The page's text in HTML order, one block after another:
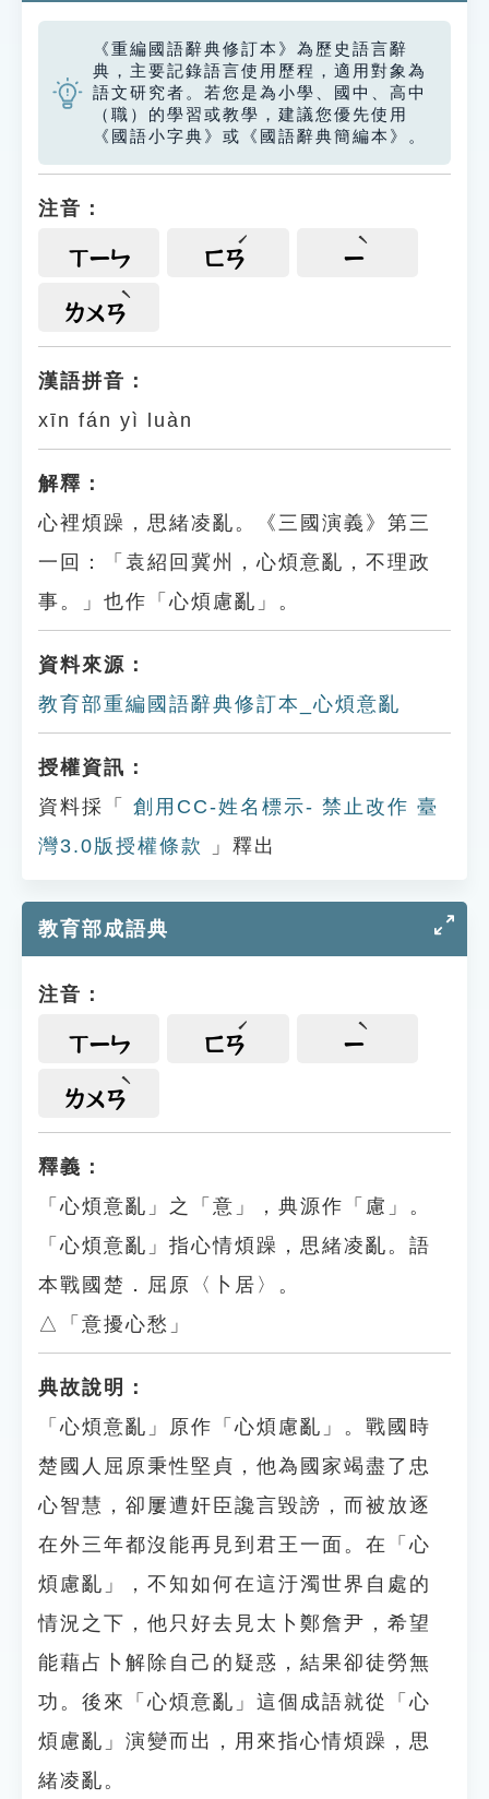
《重編國語辭典修訂本》為歷史語言辭
典，主要記錄語言使用歷程，適用對象為
語文研究者。若您是為小學、國中、高中
（職）的學習或教學，建議您優先使用
《國語小字典》或《國語辭典簡編本》。
注音：
ㄒㄧㄣ ㄈㄢ ㄧ
ㄌㄨㄢ
漢語拼音：
xīn fán yì luàn
解釋：
心裡煩躁，思緒凌亂。《三國演義》第三
一回：「袁紹回冀州，心煩意亂，不理政
事。」也作「心煩慮亂」。
資料來源：
教育部重編國語辭典修訂本_心煩意亂
授權資訊：
資料採「
創用CC-姓名標示- 禁止改作 臺
灣3.0版授權條款
」釋出
教育部成語典
注音：
ㄒㄧㄣ ㄈㄢ ㄧ
ㄌㄨㄢ
釋義：
「心煩意亂」之「意」，典源作「慮」。
「心煩意亂」指心情煩躁，思緒凌亂。語
本戰國楚．屈原〈卜居〉。
△「意擾心愁」
典故說明：
「心煩意亂」原作「心煩慮亂」。戰國時
楚國人屈原秉性堅貞，他為國家竭盡了忠
心智慧，卻屢遭奸臣讒言毀謗，而被放逐
在外三年都沒能再見到君王一面。在「心
煩慮亂」，不知如何在這汙濁世界自處的
情況之下，他只好去見太卜鄭詹尹，希望
能藉占卜解除自己的疑惑，結果卻徒勞無
功。後來「心煩意亂」這個成語就從「心
煩慮亂」演變而出，用來指心情煩躁，思
緒凌亂。